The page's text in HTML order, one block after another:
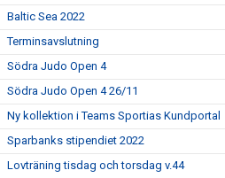
Baltic Sea 2022
Terminsavslutning
Södra Judo Open 4
Södra Judo Open 4 26/11
Ny kollektion i Teams Sportias Kundportal
Sparbanks stipendiet 2022
Lovträning tisdag och torsdag v.44